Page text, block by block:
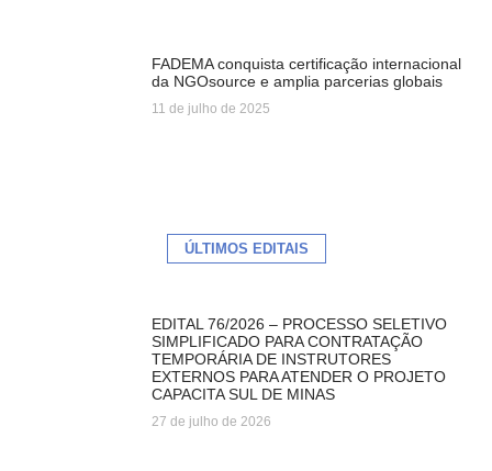
FADEMA conquista certificação internacional
da NGOsource e amplia parcerias globais
11 de julho de 2025
ÚLTIMOS EDITAIS
EDITAL 76/2026 – PROCESSO SELETIVO
SIMPLIFICADO PARA CONTRATAÇÃO
TEMPORÁRIA DE INSTRUTORES
EXTERNOS PARA ATENDER O PROJETO
CAPACITA SUL DE MINAS
27 de julho de 2026